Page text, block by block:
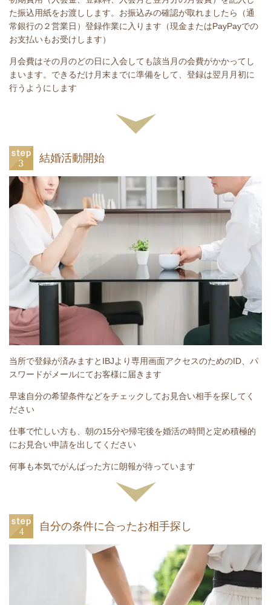
た振込用紙をお渡しします。お振込みの確認が取れましたら（通
常銀行の２営業日）登録作業に入ります（現金またはPayPayでの
お支払いもお受けします）
月会費はその月のどの日に入会しても該当月の会費がかかってし
まいます。できるだけ月末までに準備をして、登録は翌月月初に
行うようにします
結婚活動開始
当所で登録が済みますとIBJより専用画面アクセスのためのID、パ
スワードがメールにてお客様に届きます
早速自分の希望条件などをチェックしてお見合い相手を探してく
ださい
仕事で忙しい方も、朝の15分や帰宅後を婚活の時間と定め積極的
にお見合い申請を出してください
何事も本気でがんばった方に朗報が待っています
自分の条件に合ったお相手探し